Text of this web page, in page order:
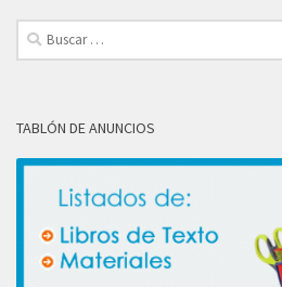
Buscar:
TABLÓN DE ANUNCIOS